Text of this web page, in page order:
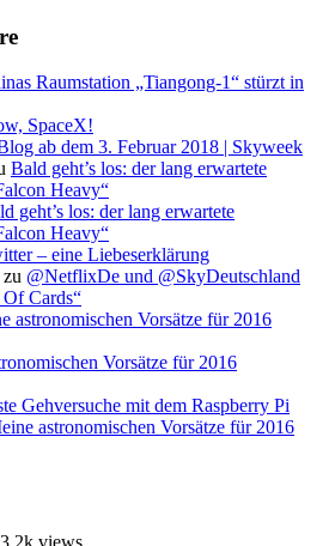
Raumstation „Tiangong-1“ stürzt in
SpaceX!
ab dem 3. Februar 2018 | Skyweek
Bald geht’s los: der lang erwartete
Heavy“
geht’s los: der lang erwartete
Heavy“
– eine Liebeserklärung
zu @NetflixDe und @SkyDeutschland
Cards“
astronomischen Vorsätze für 2016
Vorsätze für 2016
Gehversuche mit dem Raspberry Pi
astronomischen Vorsätze für 2016
3.2k views